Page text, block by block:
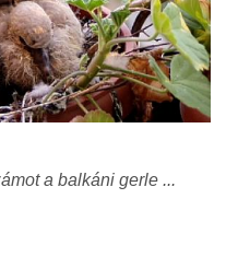
a balkáni gerle ...